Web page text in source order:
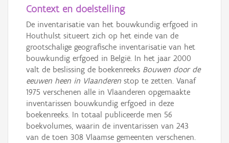
Context en doelstelling
De inventarisatie van het bouwkundig erfgoed in
Houthulst situeert zich op het einde van de
grootschalige geografische inventarisatie van het
bouwkundig erfgoed in België. In het jaar 2000
valt de beslissing de boekenreeks Bouwen door de
eeuwen heen in Vlaanderen stop te zetten. Vanaf
1975 verschenen alle in Vlaanderen opgemaakte
inventarissen bouwkundig erfgoed in deze
boekenreeks. In totaal publiceerde men 56
boekvolumes, waarin de inventarissen van 243
van de toen 308 Vlaamse gemeenten verschenen.